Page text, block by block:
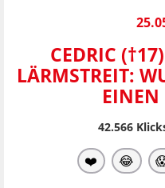
CEDRIC
LÄRMSTREIT:
EINEN
42.566
❤️ 😂